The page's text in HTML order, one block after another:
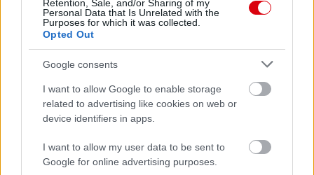
Retention, Sale, and/or Sharing of my
Personal Data that Is Unrelated with the
Purposes for which it was collected.
Opted Out
Google consents
I want to allow Google to enable storage
related to advertising like cookies on web or
device identifiers in apps.
I want to allow my user data to be sent to
Google for online advertising purposes.
ELŐZŐ MÉRKŐZÉSEK
Támogatás
a ManUtdFanatics.hu működését!